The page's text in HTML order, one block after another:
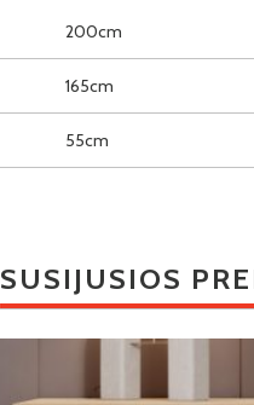
200cm
165cm
55cm
SUSIJUSIOS